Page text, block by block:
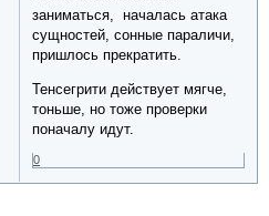
заниматься, началась атака
сущностей, сонные параличи,
пришлось прекратить.
Тенсегрити действует мягче,
тоньше, но тоже проверки
поначалу идут.
0